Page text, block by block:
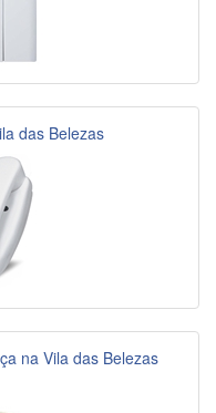
das Belezas
na Vila das Belezas